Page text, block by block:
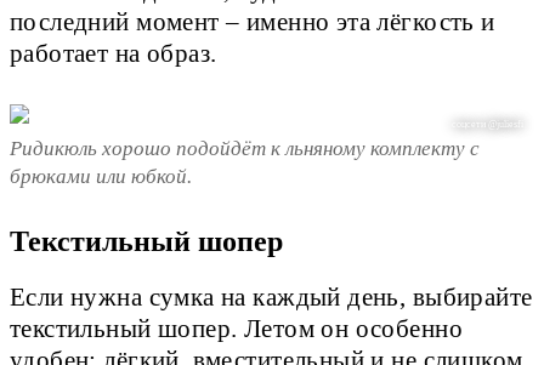
последний момент – именно эта лёгкость и
работает на образ.
соцсети @juliesfi
Ридикюль хорошо подойдёт к льняному комплекту с
брюками или юбкой.
Текстильный шопер
Если нужна сумка на каждый день, выбирайте
текстильный шопер. Летом он особенно